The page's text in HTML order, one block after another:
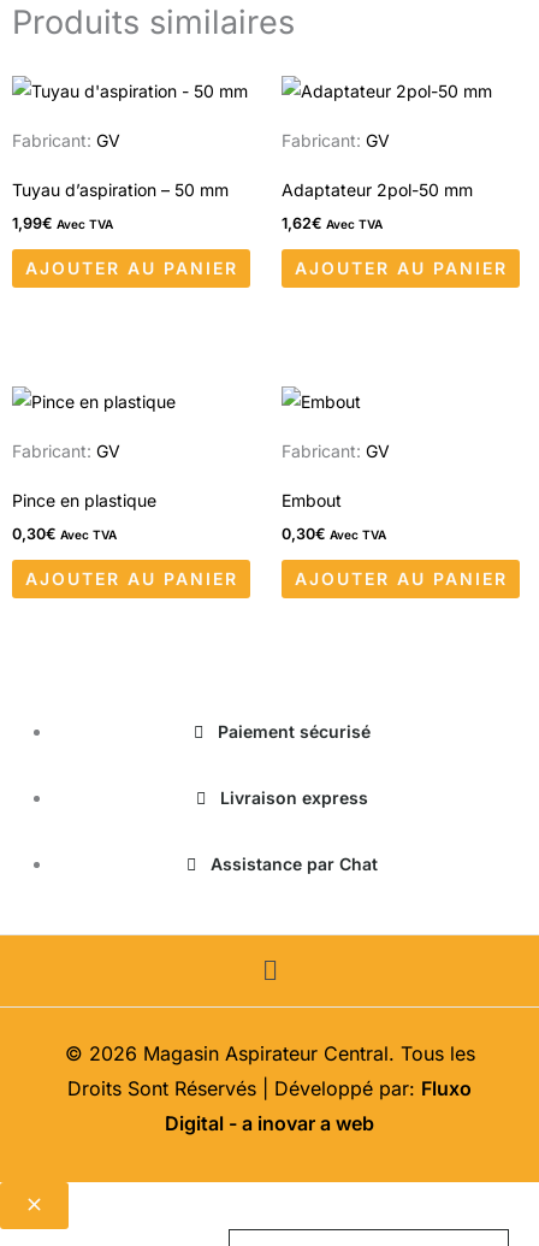
Produits similaires
Fabricant: GV
Tuyau d’aspiration – 50 mm
1,99€ Avec TVA
AJOUTER AU PANIER
Fabricant: GV
Adaptateur 2pol-50 mm
1,62€ Avec TVA
AJOUTER AU PANIER
Fabricant: GV
Pince en plastique
0,30€ Avec TVA
AJOUTER AU PANIER
Fabricant: GV
Embout
0,30€ Avec TVA
AJOUTER AU PANIER
Paiement sécurisé
Livraison express
Assistance par Chat
Menu
© 2026 Magasin Aspirateur Central. Tous les
Droits Sont Réservés | Développé par: Fluxo
Digital - a inovar a web